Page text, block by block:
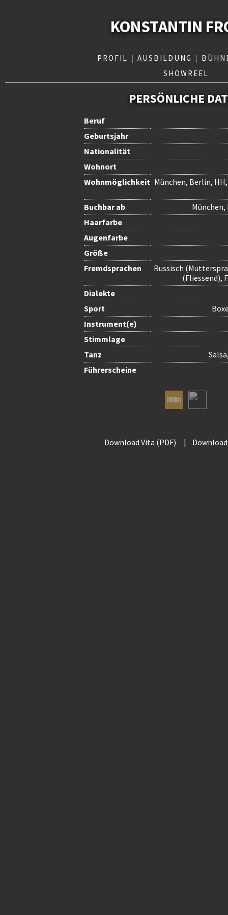
KONSTANTIN
PROFIL | AUSBILDUNG |
SHOWREEL
PERSÖNLICHE
Beruf
Geburtsjahr
Nationalität
Wohnort
Wohnmöglichkeit München, Berlin,
Buchbar ab
Haarfarbe
Augenfarbe
Größe
Fremdsprachen
Russisch
(Fliessend),
Dialekte
Sport
Instrument(e)
Stimmlage
Tanz
Führerscheine
Download Vita (PDF) |